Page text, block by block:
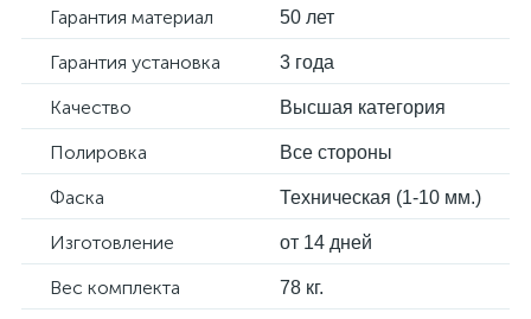
Гарантия материал 50 лет
Гарантия установка 3 года
Качество Высшая категория
Полировка Все стороны
Фаска Техническая (1-10 мм.)
Изготовление от 14 дней
Вес комплекта 78 кг.